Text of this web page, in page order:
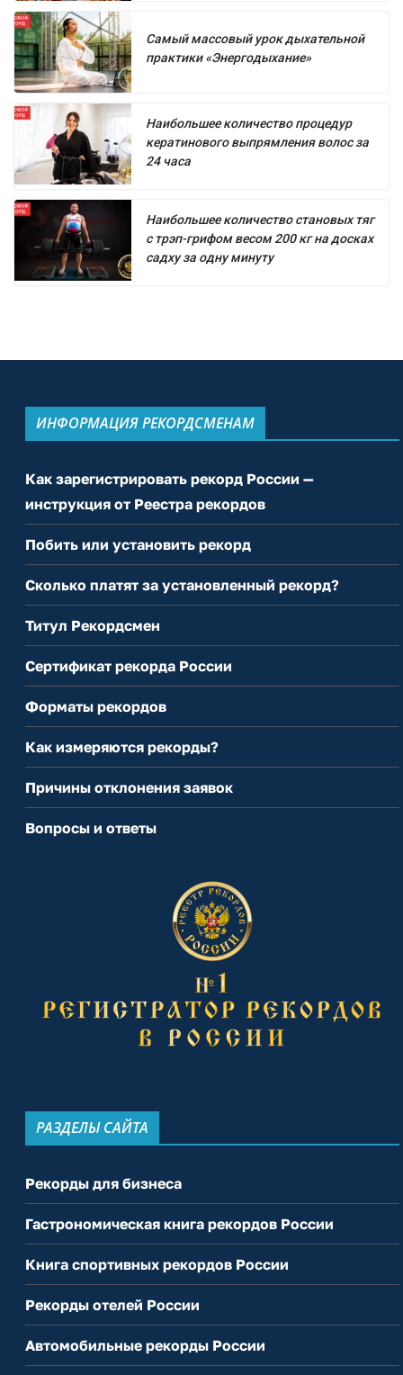
Самый массовый урок дыхательной
практики «Энергодыхание»
Наибольшее количество процедур
кератинового выпрямления волос за
24 часа
Наибольшее количество становых тяг
с трэп-грифом весом 200 кг на досках
садху за одну минуту
ИНФОРМАЦИЯ РЕКОРДСМЕНАМ
Как зарегистрировать рекорд России —
инструкция от Реестра рекордов
Побить или установить рекорд
Сколько платят за установленный рекорд?
Титул Рекордсмен
Сертификат рекорда России
Форматы рекордов
Как измеряются рекорды?
Причины отклонения заявок
Вопросы и ответы
РАЗДЕЛЫ САЙТА
Рекорды для бизнеса
Гастрономическая книга рекордов России
Книга спортивных рекордов России
Рекорды отелей России
Автомобильные рекорды России